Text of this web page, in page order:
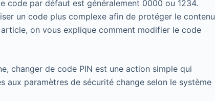
code par défaut est généralement 0000 ou 1234.
un code plus complexe afin de protéger le contenu
on vous explique comment modifier le code
changer de code PIN est une action simple qui
aux paramètres de sécurité change selon le système